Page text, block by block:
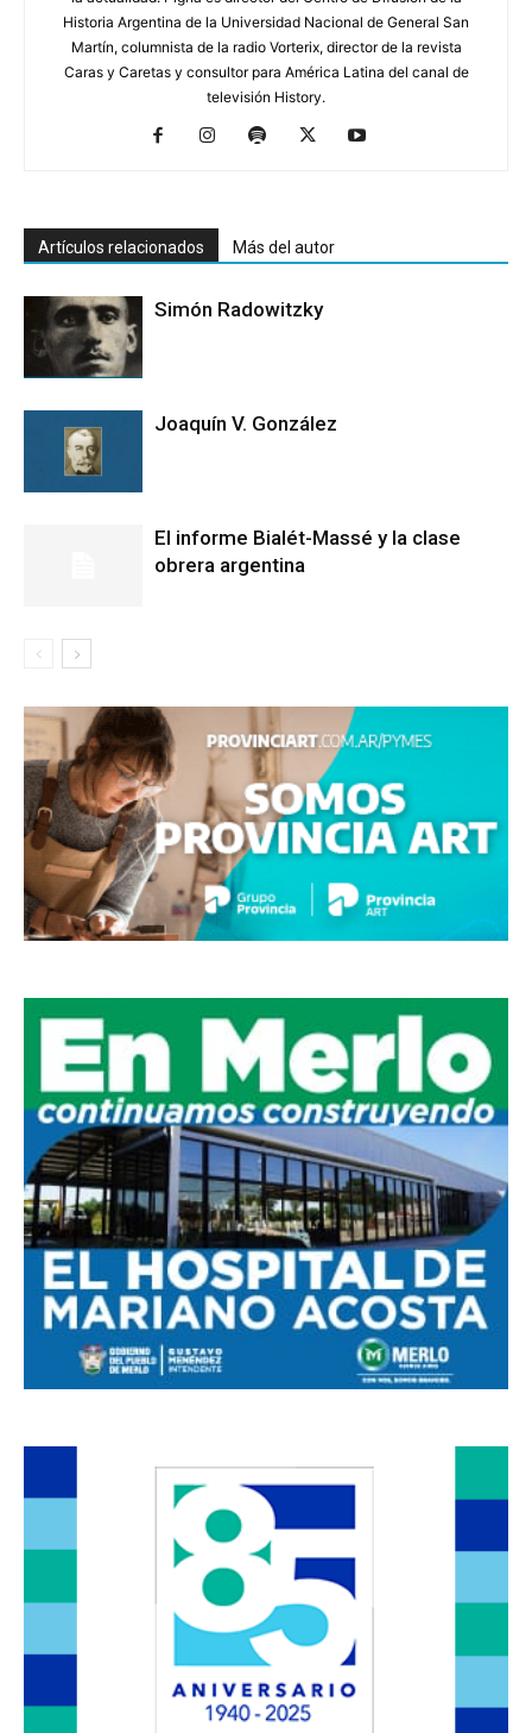
Historia Argentina de la Universidad Nacional de General San
Martín, columnista de la radio Vorterix, director de la revista
Caras y Caretas y consultor para América Latina del canal de
televisión History.
Artículos relacionados Más del autor
Simón Radowitzky
Joaquín V. González
El informe Bialét-Massé y la clase
obrera argentina